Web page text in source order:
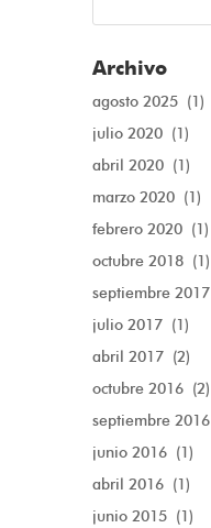
Archivo
agosto 2025 (1)
julio 2020 (1)
abril 2020 (1)
marzo 2020 (1)
febrero 2020 (1)
octubre 2018 (1)
septiembre 2017
julio 2017 (1)
abril 2017 (2)
octubre 2016 (2)
septiembre 2016
junio 2016 (1)
abril 2016 (1)
junio 2015 (1)